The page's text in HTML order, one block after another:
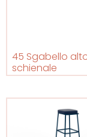
45 Sgabello
schienale